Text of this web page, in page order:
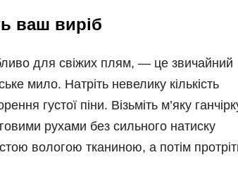
ваш виріб
для свіжих плям, — це звичайний
мило. Натріть невелику кількість
густої піни. Візьміть м’яку
рухами без сильного натиску
вологою тканиною, а потім